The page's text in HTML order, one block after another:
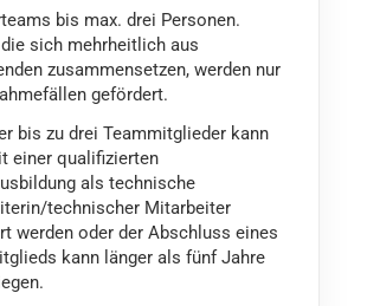
bis max. drei Personen.
sich mehrheitlich aus
zusammensetzen, werden nur
gefördert.
bis zu drei Teammitglieder kann
einer qualifizierten
als technische
technischer Mitarbeiter
werden oder der Abschluss eines
kann länger als fünf Jahre